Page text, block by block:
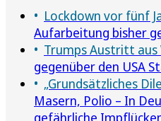
Lockdown vor fünf
Aufarbeitung bisher
Trumps Austritt aus
gegenüber den USA
„Grundsätzliches
Masern, Polio – In
gefährliche